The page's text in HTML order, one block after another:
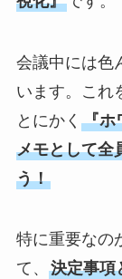
会議中には色
います。これ
とにかく 『ホ
メモとして全
う！
特に重要なの
て、 決定事項